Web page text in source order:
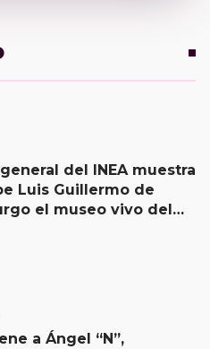
del INEA muestra
Luis Guillermo de
el museo vivo del
a Ángel “N”,